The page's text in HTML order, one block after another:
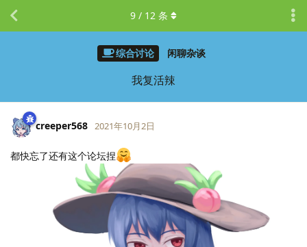
综合讨论 闲聊杂谈
我复活辣
9 / 12 条
creeper568
LV.
2021年10月2日
都快忘了还有这个论坛捏